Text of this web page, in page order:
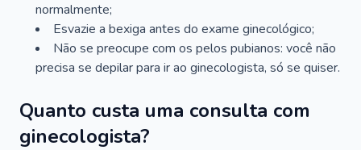
normalmente;
Esvazie a bexiga antes do exame ginecológico;
Não se preocupe com os pelos pubianos: você não
precisa se depilar para ir ao ginecologista, só se quiser.
Quanto custa uma consulta com
ginecologista?